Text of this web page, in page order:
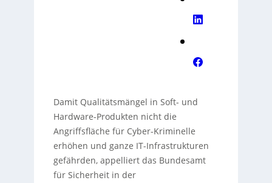
Damit Qualitätsmängel in Soft- und
Hardware-Produkten nicht die
Angriffsfläche für Cyber-Kriminelle
erhöhen und ganze IT-Infrastrukturen
gefährden, appelliert das Bundesamt
für Sicherheit in der